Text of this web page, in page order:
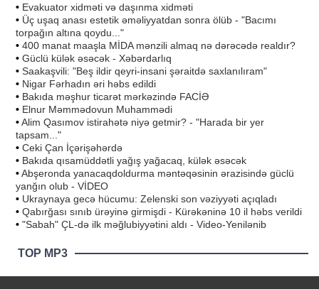
• Evakuator xidməti və daşınma xidməti
• Üç uşaq anası estetik əməliyyatdan sonra ölüb - "Bacımı
torpağın altına qoydu..."
• 400 manat maaşla MİDA mənzili almaq nə dərəcədə realdır?
• Güclü külək əsəcək - Xəbərdarlıq
• Saakaşvili: "Beş ildir qeyri-insani şəraitdə saxlanılıram"
• Nigar Fərhadın əri həbs edildi
• Bakıda məşhur ticarət mərkəzində FACİƏ
• Elnur Məmmədovun Muhammədi
•Alim Qasımov istirahətə niyə getmir? - "Harada bir yer
tapsam..."
• Ceki Çan İçərişəhərdə
• Bakıda qısamüddətli yağış yağacaq, külək əsəcək
•Abşeronda yanacaqdoldurma məntəqəsinin ərazisində güclü
yanğın olub - VİDEO
• Ukraynaya gecə hücumu: Zelenski son vəziyyəti açıqladı
• Qabırğası sınıb ürəyinə girmişdi - Kürəkəninə 10 il həbs verildi
• "Sabah" ÇL-də ilk məğlubiyyətini aldı - Video-Yenilənib
TOP MP3